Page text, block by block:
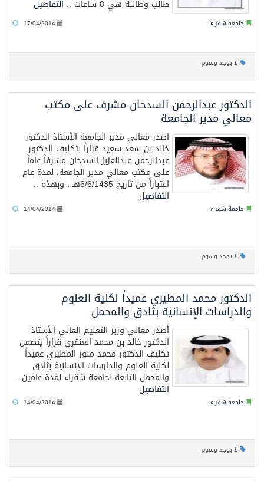
طالب وطالبة هي 8 ساعات .. التفاصيل
جامعة شقراء 17/04/2014
لا يوجد وسوم
الدكتور عبدالرحمن السدحان مشرف على مكتب
معالي مدير الجامعة
اصدر معالي مدير الجامعة الأستاذ الدكتور
خالد بن سعد سعيد قراراً بتكليف الدكتور
عبدالرحمن عبدالعزيز السدحان مشرفاً عاماً
على مكتب معالي مدير الجامعة، لمدة عام
اعتباراً من تاريخ 6/6/1435هـ . وبهذه ..
التفاصيل
جامعة شقراء 14/04/2014
لا يوجد وسوم
الدكتور محمد المطيري عميداً لكلية العلوم
والدراسات الإنسانية بثادق والمحمل
أصدر معالي وزير التعليم العالي الأستاذ
الدكتور خالد بن محمد العنقري قراراً يتضمن
تكليف الدكتور محمد منور المطيري عميداً
لكلية العلوم والدارسات الإنسانية بثادق
والمحمل التابعة لجامعة شقراء لمدة عامين ..
التفاصيل
جامعة شقراء 14/04/2014
لا يوجد وسوم